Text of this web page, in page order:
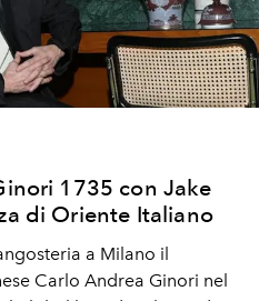
1735 con Jake
di Oriente Italiano
a Milano il
Carlo Andrea Ginori nel